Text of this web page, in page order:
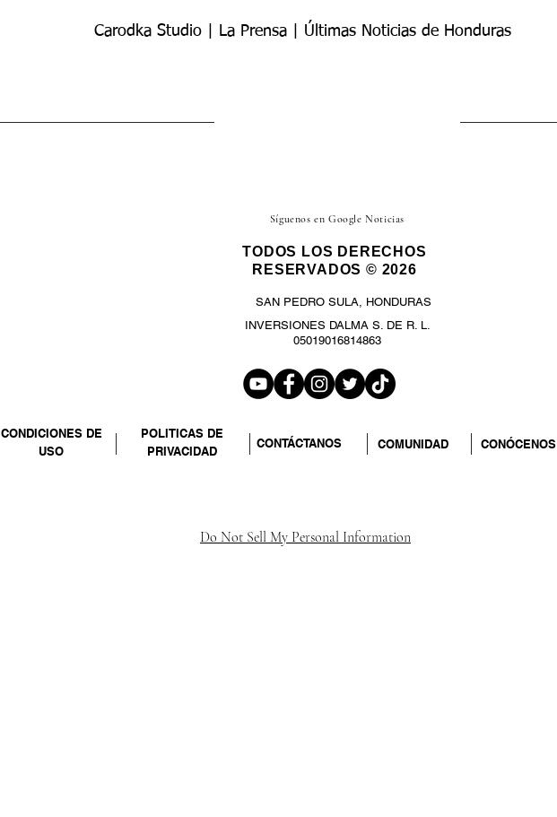
Carodka Studio | La Prensa | Últimas Noticias de Honduras
Síguenos en Google Noticias
TODOS LOS DERECHOS
RESERVADOS © 2026
SAN PEDRO SULA, HONDURAS
INVERSIONES DALMA S. DE R. L.
05019016814863
CONDICIONES DE
USO
POLITICAS DE
PRIVACIDAD
CONTÁCTANOS COMUNIDAD CONÓCENOS
Do Not Sell My Personal Information